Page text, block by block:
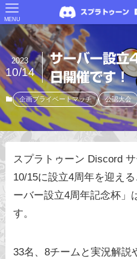
MENU
サーバー設立
日開催です！
2023
10/14
企画プライベートマッチ 公認大会
スプラトゥーン Discord
10/15に設立4周年を迎え
ーバー設立4周年記念杯」
す。
33名、8チームと実況解説